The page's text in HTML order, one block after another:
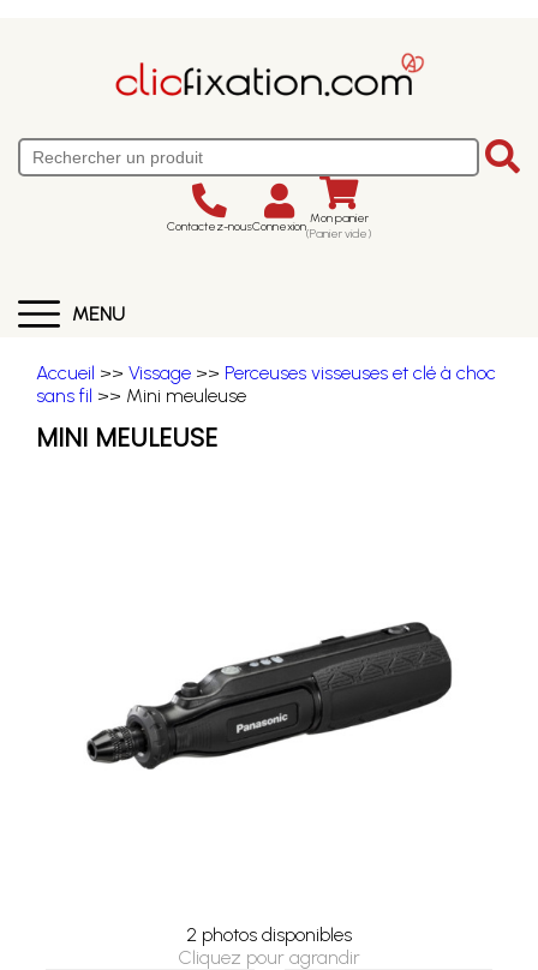
Contactez-nousConnexion Mon panier
(Panier vide)
MENU
Accueil >> Vissage >> Perceuses visseuses et clé à choc
sans fil >> Mini meuleuse
MINI MEULEUSE
2 photos disponibles
Cliquez pour agrandir